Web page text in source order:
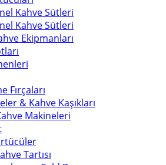
Kahve Sütleri
Kahve Sütleri
Ekipmanları
Fırçaları
& Kahve Kaşıkları
Makineleri
Tartısı